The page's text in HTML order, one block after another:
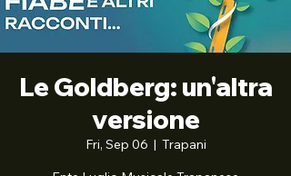
Le Goldberg: un'altra
versione
Fri, Sep 06
  |
Trapani